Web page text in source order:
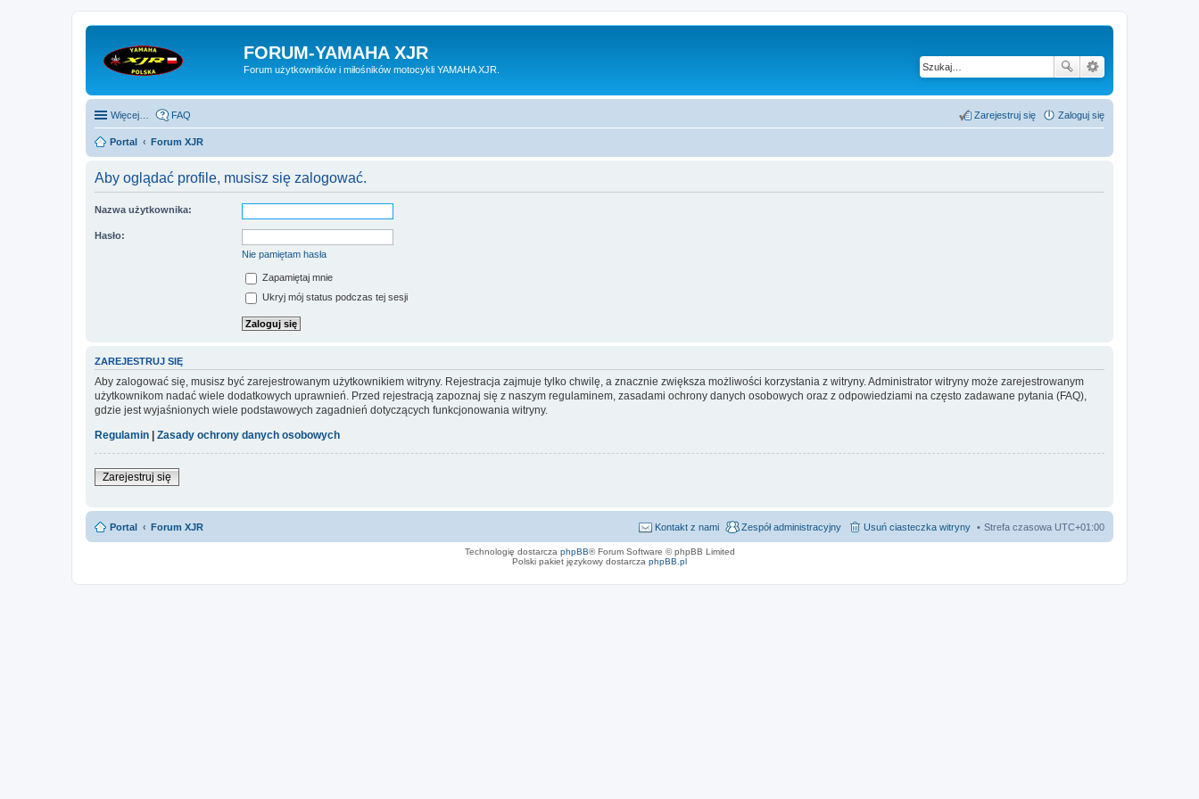
FORUM-YAMAHA XJR
Forum użytkowników i miłośników motocykli YAMAHA XJR.
Więcej… FAQ Zaloguj się
Zarejestruj się
Portal Forum XJR
Aby oglądać profile, musisz się zalogować.
Nazwa użytkownika:
Hasło:
Nie pamiętam hasła
Zapamiętaj mnie
Ukryj mój status podczas tej sesji
ZAREJESTRUJ SIĘ
Aby zalogować się, musisz być zarejestrowanym użytkownikiem witryny. Rejestracja zajmuje tylko chwilę, a znacznie zwiększa możliwości korzystania z witryny. Administrator witryny może zarejestrowanym
użytkownikom nadać wiele dodatkowych uprawnień. Przed rejestracją zapoznaj się z naszym regulaminem, zasadami ochrony danych osobowych oraz z odpowiedziami na często zadawane pytania (FAQ),
gdzie jest wyjaśnionych wiele podstawowych zagadnień dotyczących funkcjonowania witryny.
Regulamin
Zasady ochrony danych osobowych
Zarejestruj się
Portal Forum XJR Strefa czasowa UTC+01:00
Usuń ciasteczka witryny
Zespół administracyjny
Kontakt z nami
Technologię dostarcza phpBB® Forum Software © phpBB Limited
Polski pakiet językowy dostarcza phpBB.pl